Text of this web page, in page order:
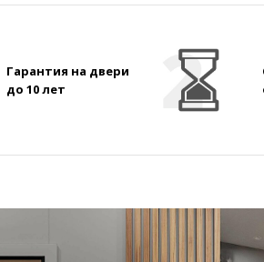
Гарантия на двери
до 10 лет